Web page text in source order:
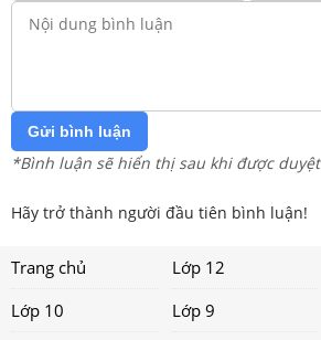
Gửi bình luận
*Bình luận sẽ hiển thị sau khi được duyệt
Hãy trở thành người đầu tiên bình luận!
Trang chủ Lớp 12
Lớp 10
Lớp 9